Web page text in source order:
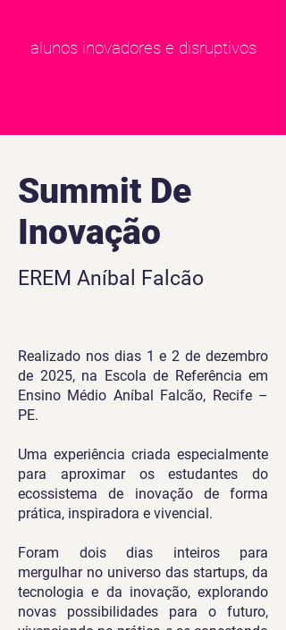
alunos inovadores e disruptivos
Summit De
Inovação
EREM Aníbal Falcão
Realizado nos dias 1 e 2 de dezembro
de 2025, na Escola de Referência em
Ensino Médio Aníbal Falcão, Recife –
PE.
Uma experiência criada especialmente
para aproximar os estudantes do
ecossistema de inovação de forma
prática, inspiradora e vivencial.
Foram dois dias inteiros para
mergulhar no universo das startups, da
tecnologia e da inovação, explorando
novas possibilidades para o futuro,